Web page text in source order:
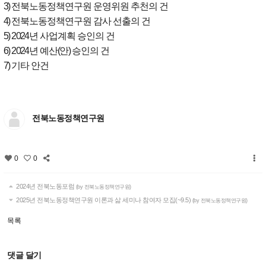
3)전북노동정책연구원 운영위원 추천의 건
4)전북노동정책연구원 감사 선출의 건
5) 2024년 사업계획 승인의 건
6) 2024년 예산(안)승인의 건
7)기타 안건
전북노동정책연구원
0 0
2024년 전북노동포럼 (by 전북노동정책연구원)
2025년 전북노동정책연구원 이론과 삶 세미나 참여자 모집(~9.5) (by 전북노동정책연구원)
목록
댓글 달기